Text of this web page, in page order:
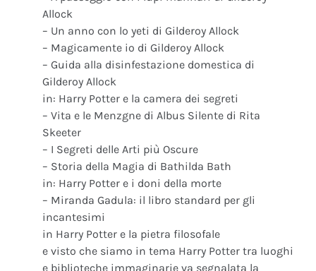
Allock
– Un anno con lo yeti di Gilderoy Allock
– Magicamente io di Gilderoy Allock
– Guida alla disinfestazione domestica di
Gilderoy Allock
in: Harry Potter e la camera dei segreti
– Vita e le Menzgne di Albus Silente di Rita
Skeeter
– I Segreti delle Arti più Oscure
– Storia della Magia di Bathilda Bath
in: Harry Potter e i doni della morte
– Miranda Gadula: il libro standard per gli
incantesimi
in Harry Potter e la pietra filosofale
e visto che siamo in tema Harry Potter tra luoghi
e biblioteche immaginarie va segnalata la